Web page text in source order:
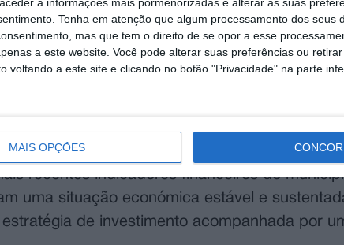
Tenha em atenção que algum processamento dos seus
mas que tem o direito de se opor a esse
a este website. Você pode alterar suas preferências ou
voltando a este site e clicando no botão "Privacidade" na parte
MAIS OPÇÕES
recentes indicadores financeiros do
uma situação económica estável e
de investimento acompanhada por